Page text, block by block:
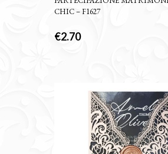
CHIC – F1627
€2.70